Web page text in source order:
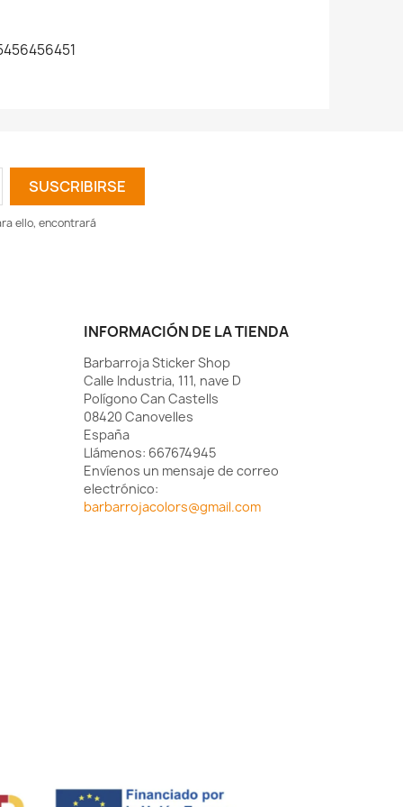
ello, encontrará
INFORMACIÓN DE LA TIENDA
Barbarroja Sticker Shop
Calle Industria, 111, nave D
Polígono Can Castells
08420 Canovelles
España
Llámenos: 667674945
Envíenos un mensaje de correo
electrónico:
barbarrojacolors@gmail.com